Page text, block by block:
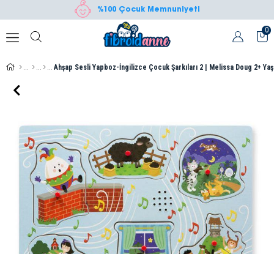
%100 Çocuk Memnuniyeti
0
Ahşap Sesli Yapboz-İngilizce Çocuk Şarkıları 2 | Melissa Doug 2+ Yaş